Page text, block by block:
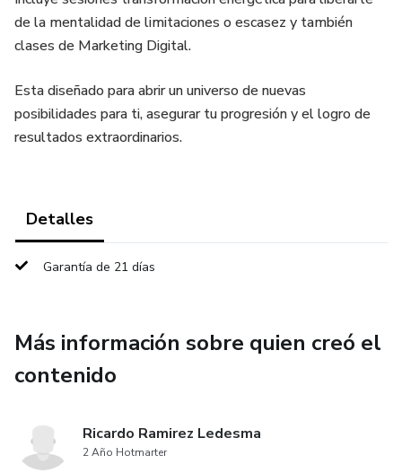
de la mentalidad de limitaciones o escasez y también
clases de Marketing Digital.
Esta diseñado para abrir un universo de nuevas
posibilidades para ti, asegurar tu progresión y el logro de
resultados extraordinarios.
Detalles
Garantía de 21 días
Más información sobre quien creó el
contenido
Ricardo Ramirez Ledesma
2 Año Hotmarter